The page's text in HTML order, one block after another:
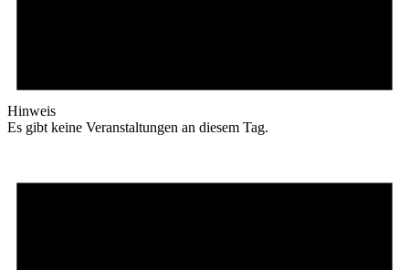
Hinweis
Es gibt keine Veranstaltungen an diesem Tag.